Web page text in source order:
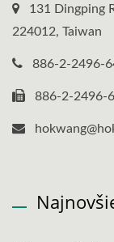
131 Dingping
224012, Taiwan
886-2-2496-
886-2-2496-